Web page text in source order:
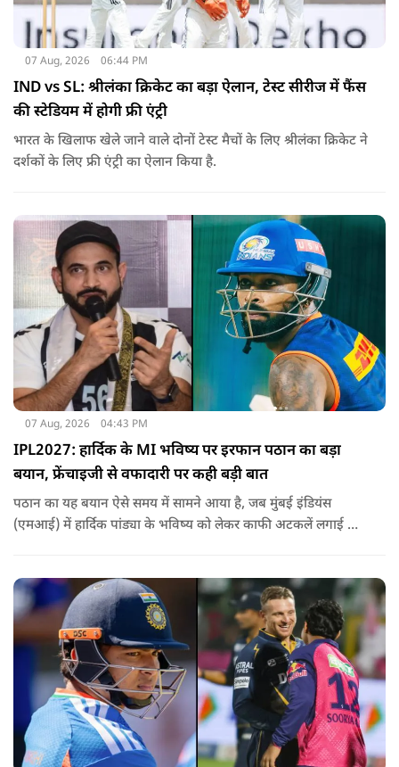
07 Aug, 2026 06:44 PM
IND vs SL: श्रीलंका क्रिकेट का बड़ा ऐलान, टेस्ट सीरीज में फैंस
की स्टेडियम में होगी फ्री एंट्री
भारत के खिलाफ खेले जाने वाले दोनों टेस्ट मैचों के लिए श्रीलंका क्रिकेट ने
दर्शकों के लिए फ्री एंट्री का ऐलान किया है.
07 Aug, 2026 04:43 PM
IPL2027: हार्दिक के MI भविष्य पर इरफान पठान का बड़ा
बयान, फ्रेंचाइजी से वफादारी पर कही बड़ी बात
पठान का यह बयान ऐसे समय में सामने आया है, जब मुंबई इंडियंस
(एमआई) में हार्दिक पांड्या के भविष्य को लेकर काफी अटकलें लगाई जा